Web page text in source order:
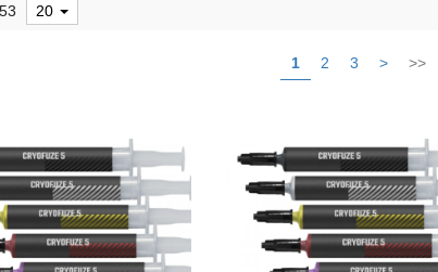
20
1 2 3 > >>